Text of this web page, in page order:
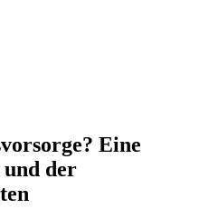
Eine
und der